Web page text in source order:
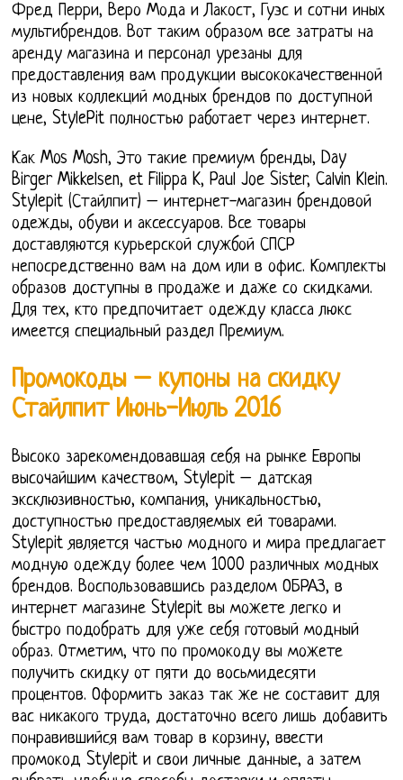
Фред Перри, Веро Мода и Лакост, Гуэс и сотни иных
мультибрендов. Вот таким образом все затраты на
аренду магазина и персонал урезаны для
предоставления вам продукции высококачественной
из новых коллекций модных брендов по доступной
цене, StylePit полностью работает через интернет.
Как Mos Mosh, Это такие премиум бренды, Day
Birger Mikkelsen, et Filippa K, Paul Joe Sister, Calvin Klein.
Stylepit (Стайлпит) – интернет-магазин брендовой
одежды, обуви и аксессуаров. Все товары
доставляются курьерской службой СПСР
непосредственно вам на дом или в офис. Комплекты
образов доступны в продаже и даже со скидками.
Для тех, кто предпочитает одежду класса люкс
имеется специальный раздел Премиум.
Промокоды – купоны на скидку
Стайлпит Июнь-Июль 2016
Высоко зарекомендовавшая себя на рынке Европы
высочайшим качеством, Stylepit – датская
эксклюзивностью, компания, уникальностью,
доступностью предоставляемых ей товарами.
Stylepit является частью модного и мира предлагает
модную одежду более чем 1000 различных модных
брендов. Воспользовавшись разделом ОБРАЗ, в
интернет магазине Stylepit вы можете легко и
быстро подобрать для уже себя готовый модный
образ. Отметим, что по промокоду вы можете
получить скидку от пяти до восьмидесяти
процентов. Оформить заказ так же не составит для
вас никакого труда, достаточно всего лишь добавить
понравившийся вам товар в корзину, ввести
промокод Stylepit и свои личные данные, а затем